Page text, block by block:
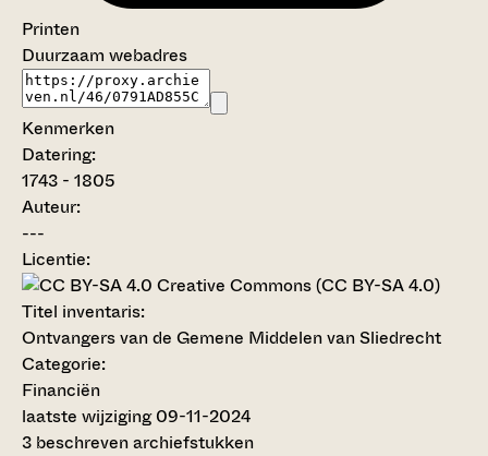
Printen
Duurzaam webadres
Kenmerken
Datering:
1743 - 1805
Auteur:
---
Licentie:
Creative Commons (CC BY-SA 4.0)
Titel inventaris:
Ontvangers van de Gemene Middelen van Sliedrecht
Categorie:
Financiën
laatste wijziging 09-11-2024
3 beschreven archiefstukken